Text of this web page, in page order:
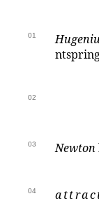
01
02
03 Newton
04